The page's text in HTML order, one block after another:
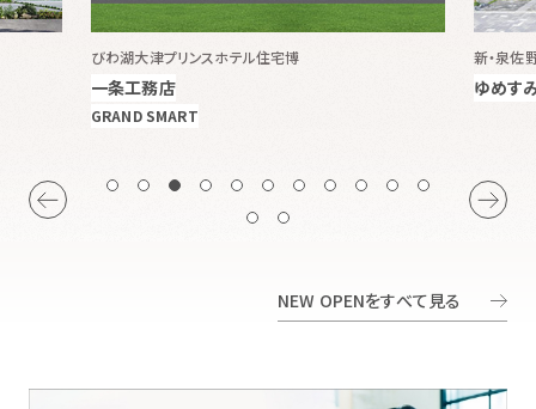
びわ湖大津プリンスホテル住宅博
一条工務店
GRAND SMART
新・泉佐
ゆめす
NEW OPENをすべて見る